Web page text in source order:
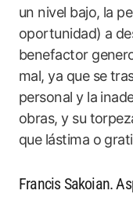
un nivel bajo, la
oportunidad) a
benefactor
mal, ya que se
personal y la
obras, y su
que lástima o
Francis Sakoian.